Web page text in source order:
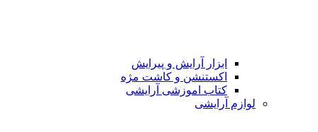
ابزار آرایش و پیرایش
اکستنشن و کاشت مژه
کتاب اموزشی آرایشی
لوازم آرایشی